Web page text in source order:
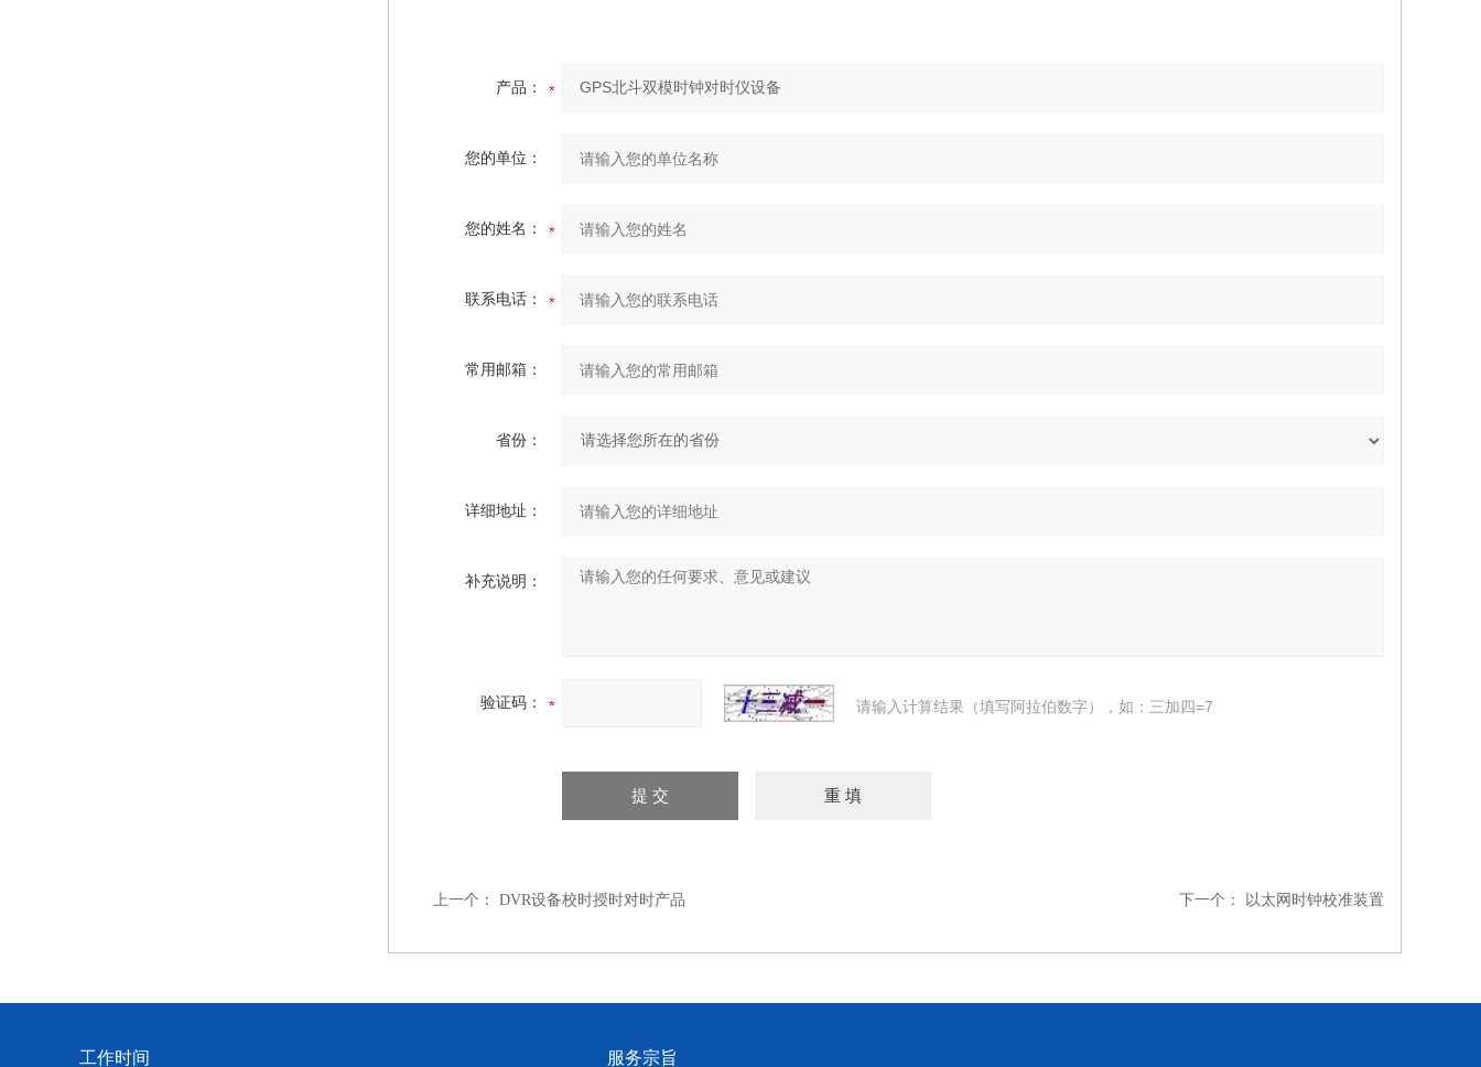
产品：
您的单位：
您的姓名：
联系电话：
常用邮箱：
省份：
详细地址：
补充说明：
验证码： 请输入计算结果（填写阿拉伯数字），如：三加四=7
上一个： DVR设备校时授时对时产品 下一个： 以太网时钟校准装置
工作时间 服务宗旨